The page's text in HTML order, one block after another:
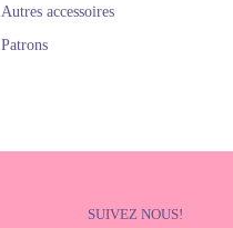
Autres accessoires
Patrons
SUIVEZ NOUS!